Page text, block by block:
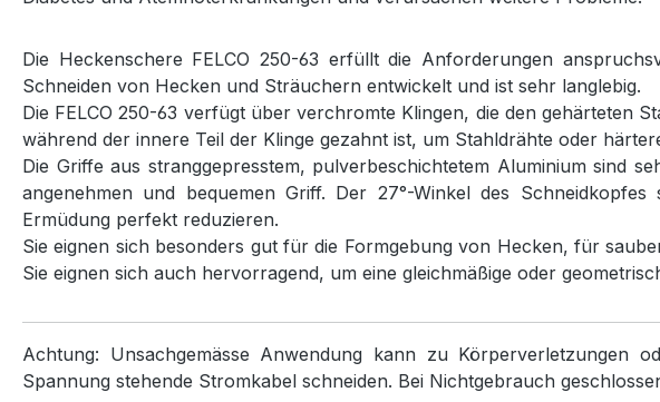
Die Heckenschere FELCO 250-63 erfüllt die Anforderungen
Schneiden von Hecken und Sträuchern entwickelt und ist sehr langlebig.
Die FELCO 250-63 verfügt über verchromte Klingen, die den gehärteten
während der innere Teil der Klinge gezahnt ist, um Stahldrähte oder
Die Griffe aus stranggepresstem, pulverbeschichtetem Aluminium sind
angenehmen und bequemen Griff. Der 27°-Winkel des
Ermüdung perfekt reduzieren.
Sie eignen sich besonders gut für die Formgebung von Hecken, für
Sie eignen sich auch hervorragend, um eine gleichmäßige oder
Achtung: Unsachgemässe Anwendung kann zu Körperverletzungen
Spannung stehende Stromkabel schneiden. Bei Nichtgebrauch